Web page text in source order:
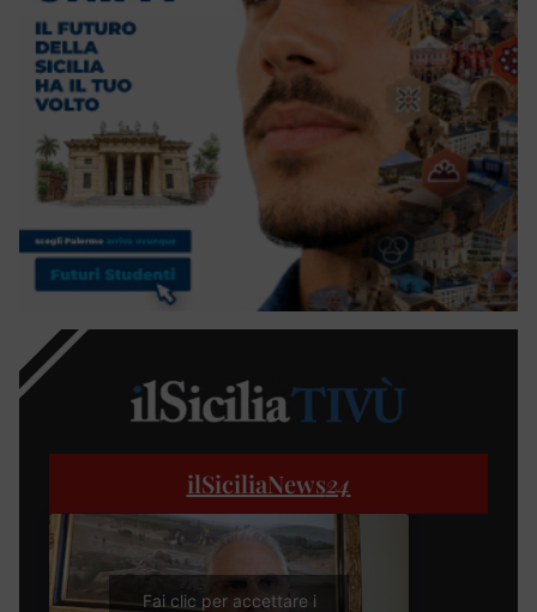
ilSiciliaNews24
Fai clic per accettare i